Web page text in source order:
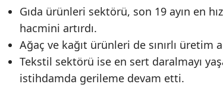
Gıda ürünleri sektörü, son 19 ayın en
hacmini artırdı.
Ağaç ve kağıt ürünleri de sınırlı üretim
Tekstil sektörü ise en sert daralmayı
istihdamda gerileme devam etti.